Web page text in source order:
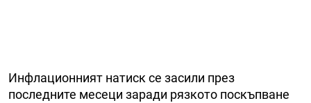
Инфлационният натиск се засили през
последните месеци заради рязкото поскъпване